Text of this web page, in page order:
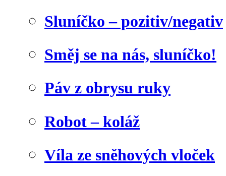
Sluníčko – pozitiv/negativ
Směj se na nás, sluníčko!
Páv z obrysu ruky
Robot – koláž
Víla ze sněhových vloček